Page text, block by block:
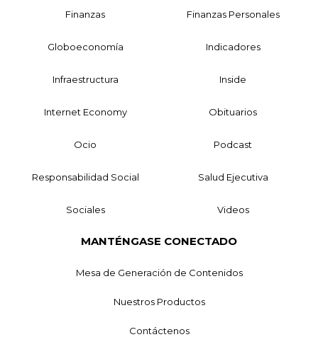
Finanzas Finanzas Personales
Globoeconomía Indicadores
Infraestructura Inside
Internet Economy Obituarios
Ocio Podcast
Responsabilidad Social Salud Ejecutiva
Sociales Videos
MANTÉNGASE CONECTADO
Mesa de Generación de Contenidos
Nuestros Productos
Contáctenos